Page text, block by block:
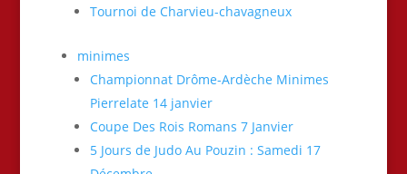
Tournoi de Charvieu-chavagneux
minimes
Championnat Drôme-Ardèche Minimes
Pierrelate 14 janvier
Coupe Des Rois Romans 7 Janvier
5 Jours de Judo Au Pouzin : Samedi 17